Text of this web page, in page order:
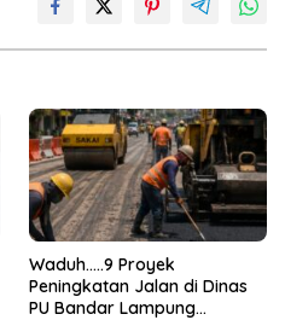
Waduh…..9 Proyek
Peningkatan Jalan di Dinas
PU Bandar Lampung